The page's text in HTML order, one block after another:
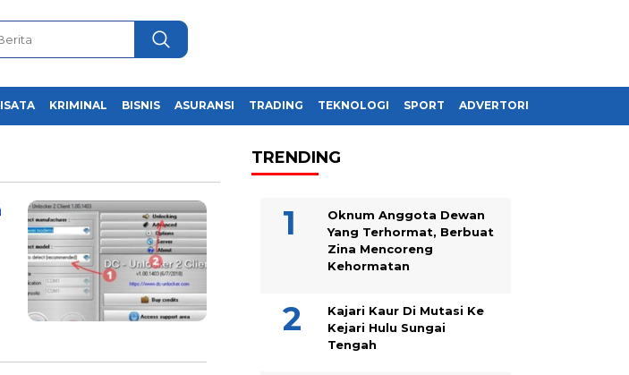
KRIMINAL BISNIS ASURANSI TRADING TEKNOLOGI SPORT ADVERTORIAL
TRENDING
Oknum Anggota Dewan
Yang Terhormat, Berbuat
Zina Mencoreng
Kehormatan
Kajari Kaur Di Mutasi Ke
Kejari Hulu Sungai
Tengah